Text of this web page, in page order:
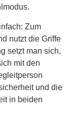
Zum
nutzt die Griffe
setzt man sich,
mit den
und die
in beiden